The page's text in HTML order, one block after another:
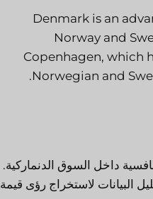
Denmark is an
Norway and
Copenhagen, which
Norwegian and
داخل السوق الدنماركية.
البيانات لاستخراج رؤى قيمة